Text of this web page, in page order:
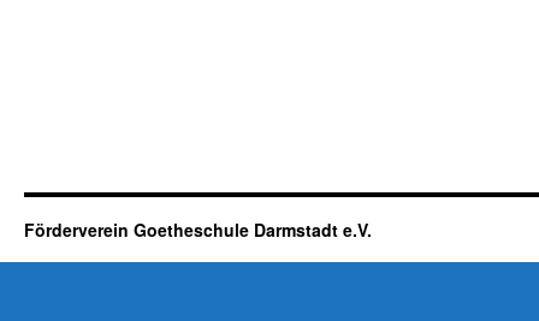
Förderverein Goetheschule Darmstadt e.V.